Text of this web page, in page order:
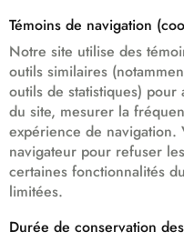
Témoins de navigation
Notre site utilise des
outils similaires
outils de statistiques)
du site, mesurer la
expérience de
navigateur pour refuser
certaines fonctionnalités
limitées.
Durée de conservation